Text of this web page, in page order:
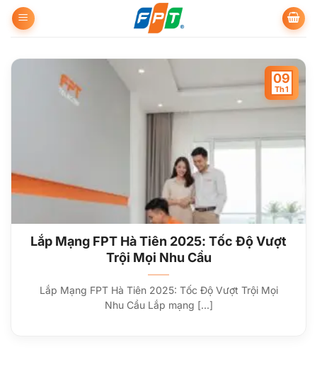
qua
dung
Lắp Mạng FPT Hà Tiên 2025: Tốc Độ Vượt
Trội Mọi Nhu Cầu
Lắp Mạng FPT Hà Tiên 2025: Tốc Độ Vượt Trội Mọi
Nhu Cầu Lắp mạng [...]
09
Th1